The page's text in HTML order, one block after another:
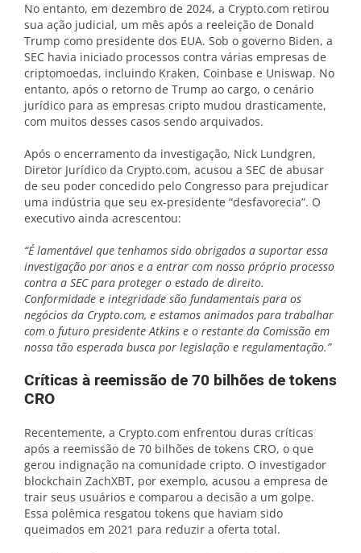
No entanto, em dezembro de 2024, a Crypto.com retirou
sua ação judicial, um mês após a reeleição de Donald
Trump como presidente dos EUA. Sob o governo Biden, a
SEC havia iniciado processos contra várias empresas de
criptomoedas, incluindo Kraken, Coinbase e Uniswap. No
entanto, após o retorno de Trump ao cargo, o cenário
jurídico para as empresas cripto mudou drasticamente,
com muitos desses casos sendo arquivados.
Após o encerramento da investigação, Nick Lundgren,
Diretor Jurídico da Crypto.com, acusou a SEC de abusar
de seu poder concedido pelo Congresso para prejudicar
uma indústria que seu ex-presidente “desfavorecia”. O
executivo ainda acrescentou:
“É lamentável que tenhamos sido obrigados a suportar essa
investigação por anos e a entrar com nosso próprio processo
contra a SEC para proteger o estado de direito.
Conformidade e integridade são fundamentais para os
negócios da Crypto.com, e estamos animados para trabalhar
com o futuro presidente Atkins e o restante da Comissão em
nossa tão esperada busca por legislação e regulamentação.”
Críticas à reemissão de 70 bilhões de tokens
CRO
Recentemente, a Crypto.com enfrentou duras críticas
após a reemissão de 70 bilhões de tokens CRO, o que
gerou indignação na comunidade cripto. O investigador
blockchain ZachXBT, por exemplo, acusou a empresa de
trair seus usuários e comparou a decisão a um golpe.
Essa polêmica resgatou tokens que haviam sido
queimados em 2021 para reduzir a oferta total.